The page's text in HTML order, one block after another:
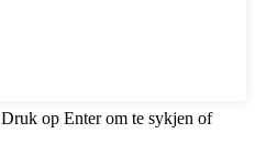
Druk op Enter om te sykjen of